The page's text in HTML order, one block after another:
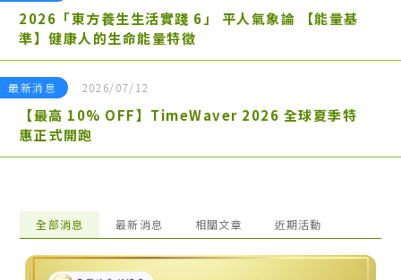
2026「東方養生生活實踐 6」 平人氣象論 【能量基
準】健康人的生命能量特徵
最新消息 2026/07/12
【最高 10% OFF】TimeWaver 2026 全球夏季特
惠正式開跑
全部消息 最新消息 相關文章 近期活動